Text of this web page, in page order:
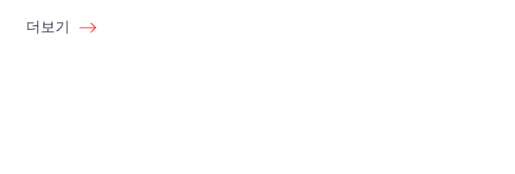
더보기